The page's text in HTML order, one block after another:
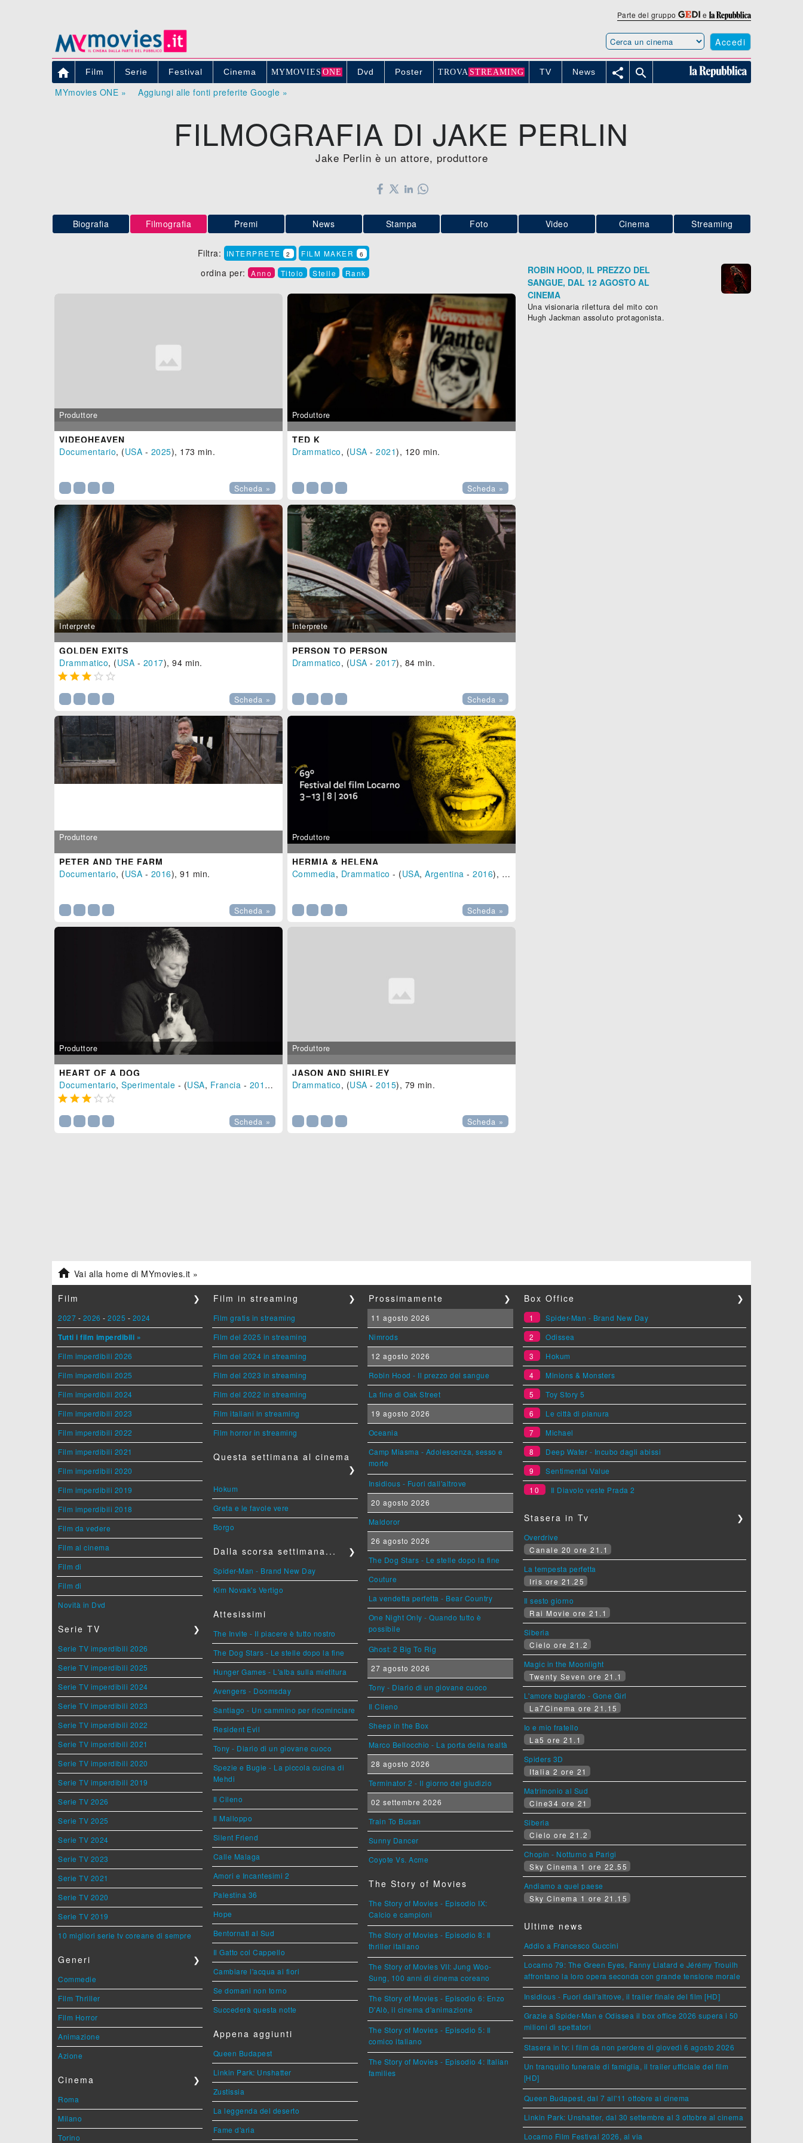
Parte del gruppo e
Accedi
 Film Serie Festival Cinema MYMOVIE S ONE Dvd Poster TROVA STREAMING TV News  
MYmovies ONE » Aggiungi alle fonti preferite Google »
FILMOGRAFIA DI JAKE PERLIN
Jake Perlin è un attore, produttore
Biografia Filmografia Premi News Stampa Foto Video Cinema Streaming
Filtra: INTERPRETE 2 FILM MAKER 6
ordina per: Anno Titolo Stelle Rank
Produttore
VIDEOHEAVEN
Documentario, (USA - 2025), 173 min.
Scheda »
Produttore
TED K
Drammatico, (USA -2021), 120 min.
Scheda »
Interprete
GOLDEN EXITS
Drammatico, (USA - 2017), 94 min.
    
Scheda »
Interprete
PERSON TO PERSON
Drammatico, (USA -2017), 84 min.
Scheda »
Produttore
PETER AND THE FARM
Documentario, (USA - 2016), 91 min.
Scheda »
Produttore
HERMIA & HELENA
Commedia, Drammatico - (USA,Argentina -2016), 87 min.
Scheda »
Produttore
HEART OF A DOG
Documentario, Sperimentale - (USA, Francia - 2015
), 75 min.
    
Scheda »
Produttore
JASON AND SHIRLEY
Drammatico, (USA -2015), 79 min.
Scheda »
ROBIN HOOD, IL PREZZO DEL
SANGUE, DAL 12 AGOSTO AL
CINEMA
Una visionaria rilettura del mito con
Hugh Jackman assoluto protagonista.
 Vai alla home di MYmovies.it »
Film ❯
2027 - 2026 - 2025 - 2024
Tutti i film imperdibili »
Film imperdibili 2026
Film imperdibili 2025
Film imperdibili 2024
Film imperdibili 2023
Film imperdibili 2022
Film imperdibili 2021
Film imperdibili 2020
Film imperdibili 2019
Film imperdibili 2018
Film da vedere
Film al cinema
Film di
Film di
Novità in Dvd
Serie TV ❯
Serie TV imperdibili 2026
Serie TV imperdibili 2025
Serie TV imperdibili 2024
Serie TV imperdibili 2023
Serie TV imperdibili 2022
Serie TV imperdibili 2021
Serie TV imperdibili 2020
Serie TV imperdibili 2019
Serie TV 2026
Serie TV 2025
Serie TV 2024
Serie TV 2023
Serie TV 2021
Serie TV 2020
Serie TV 2019
10 migliori serie tv coreane di sempre
Generi ❯
Commedie
Film Thriller
Film Horror
Animazione
Azione
Cinema ❯
Roma
Milano
Torino
Film in streaming ❯
Film gratis in streaming
Film del 2025 in streaming
Film del 2024 in streaming
Film del 2023 in streaming
Film del 2022 in streaming
Film italiani in streaming
Film horror in streaming
Questa settimana al cinema
❯
Hokum
Greta e le favole vere
Borgo
Dalla scorsa settimana... ❯
Spider-Man - Brand New Day
Kim Novak's Vertigo
Attesissimi
The Invite - Il piacere è tutto nostro
The Dog Stars - Le stelle dopo la fine
Hunger Games - L'alba sulla mietitura
Avengers - Doomsday
Santiago - Un cammino per ricominciare
Resident Evil
Tony - Diario di un giovane cuoco
Spezie e Bugie - La piccola cucina di
Mehdi
Il Cileno
Il Malloppo
Silent Friend
Calle Malaga
Amori e Incantesimi 2
Palestina 36
Hope
Bentornati al Sud
Il Gatto col Cappello
Cambiare l'acqua ai fiori
Se domani non torno
Succederà questa notte
Appena aggiunti
Queen Budapest
Linkin Park: Unshatter
Zustissia
La leggenda del deserto
Fame d'aria
Prossimamente ❯
11 agosto 2026
Nimrods
12 agosto 2026
Robin Hood - Il prezzo del sangue
La fine di Oak Street
19 agosto 2026
Oceania
Camp Miasma - Adolescenza, sesso e
morte
Insidious - Fuori dall'altrove
20 agosto 2026
Maldoror
26 agosto 2026
The Dog Stars - Le stelle dopo la fine
Couture
La vendetta perfetta - Bear Country
One Night Only - Quando tutto è
possibile
Ghost: 2 Big To Rig
27 agosto 2026
Tony - Diario di un giovane cuoco
Il Cileno
Sheep in the Box
Marco Bellocchio - La porta della realtà
28 agosto 2026
Terminator 2 - Il giorno del giudizio
02 settembre 2026
Train To Busan
Sunny Dancer
Coyote Vs. Acme
The Story of Movies
The Story of Movies - Episodio IX:
Calcio e campioni
The Story of Movies - Episodio 8: Il
thriller italiano
The Story of Movies VII: Jung Woo-
Sung, 100 anni di cinema coreano
The Story of Movies - Episodio 6: Enzo
D'Alò, il cinema d'animazione
The Story of Movies - Episodio 5: Il
comico italiano
The Story of Movies - Episodio 4: Italian
families
Box Office ❯
1
Spider-Man - Brand New Day
2
Odissea
3
Hokum
4
Minions & Monsters
5
Toy Story 5
6
Le città di pianura
7
Michael
8
Deep Water - Incubo dagli abissi
9
Sentimental Value
10
Il Diavolo veste Prada 2
Stasera in Tv ❯
Overdrive
Canale 20 ore 21.1
La tempesta perfetta
Iris ore 21.25
Il sesto giorno
Rai Movie ore 21.1
Siberia
Cielo ore 21.2
Magic in the Moonlight
Twenty Seven ore 21.1
L'amore bugiardo - Gone Girl
La7Cinema ore 21.15
Io e mio fratello
La5 ore 21.1
Spiders 3D
Italia 2 ore 21
Matrimonio al Sud
Cine34 ore 21
Siberia
Cielo ore 21.2
Chopin - Notturno a Parigi
Sky Cinema 1 ore 22.55
Andiamo a quel paese
Sky Cinema 1 ore 21.15
Ultime news
Addio a Francesco Guccini
Locarno 79: The Green Eyes, Fanny Liatard e Jérémy Trouilh
affrontano la loro opera seconda con grande tensione morale
Insidious - Fuori dall'altrove, il trailer finale del film [HD]
Grazie a Spider-Man e Odissea il box office 2026 supera i 50
milioni di spettatori
Stasera in tv: i film da non perdere di giovedì 6 agosto 2026
Un tranquillo funerale di famiglia, il trailer ufficiale del film
[HD]
Queen Budapest, dal 7 all'11 ottobre al cinema
Linkin Park: Unshatter, dal 30 settembre al 3 ottobre al cinema
Locarno Film Festival 2026, al via